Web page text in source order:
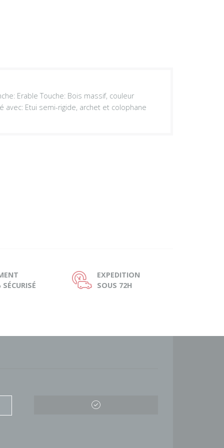
Erable Touche: Bois massif, couleur
avec: Etui semi-rigide, archet et colophane
Ù
EXPEDITION
SOUS 72H